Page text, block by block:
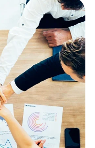
digitais.